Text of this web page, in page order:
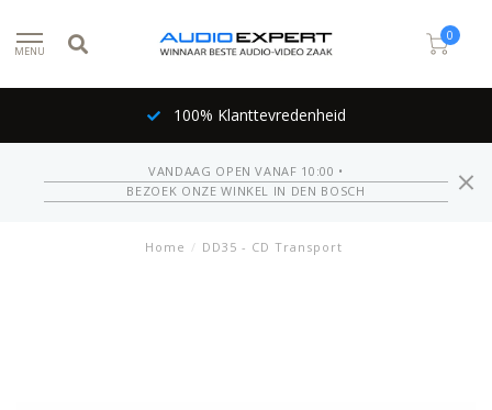
MENU
0
100% Klanttevredenheid
VANDAAG OPEN VANAF 10:00 •
BEZOEK ONZE WINKEL IN DEN BOSCH
Home / DD35 - CD Transport